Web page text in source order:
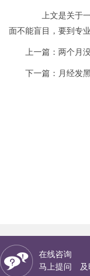
上文是关于一
面不能盲目，要到专
上一篇： 两个月
下一篇： 月经发
在线咨询
马上提问 及